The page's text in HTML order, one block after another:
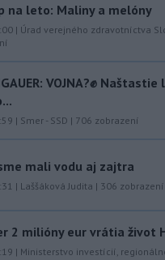
na leto: Maliny a melóny
| Úrad verejného zdravotníctva
VOJNA?✊
| Smer - SSD | 706 zobrazení
mali vodu aj zajtra
| Laššáková Judita | 306 zobrazení
2 milióny eur vrátia život
| Ministerstvo investícií,